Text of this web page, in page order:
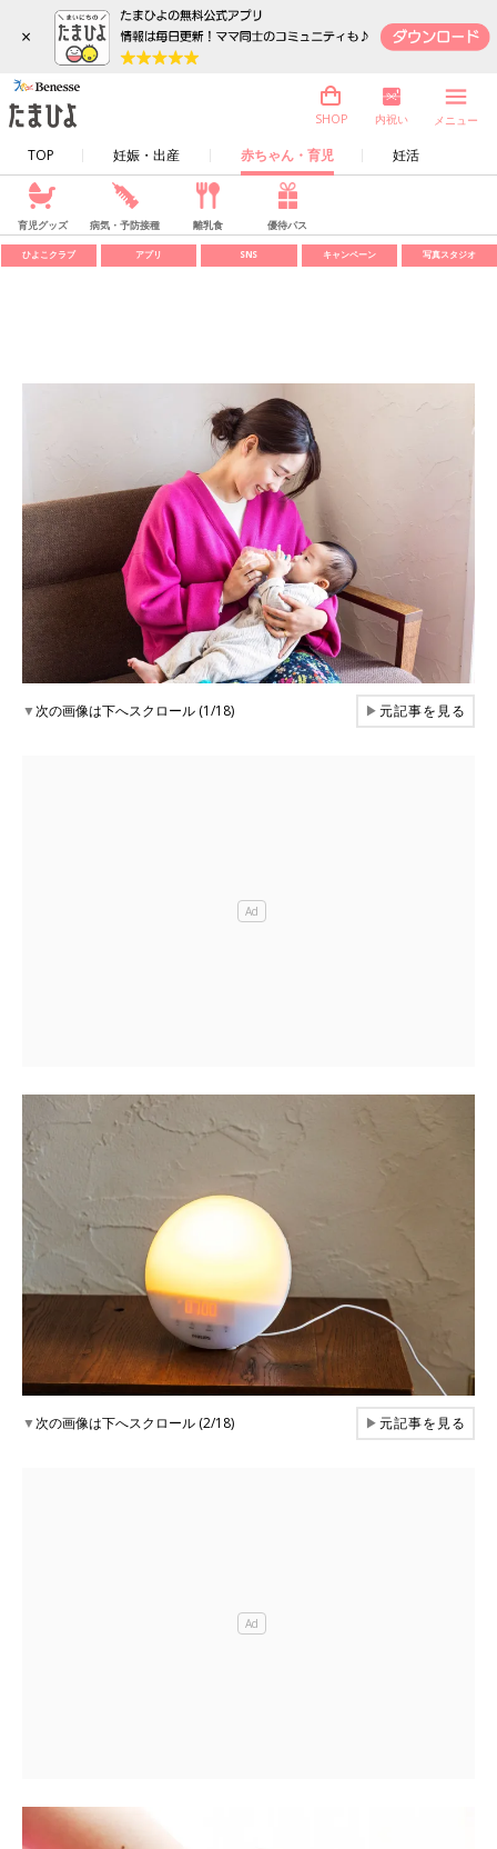
×
TOP 妊娠・出産 赤ちゃん・育児 妊活
SHOP 内祝い メニュー
育児グッズ 病気・予防接種 離乳食 優待パス
ひよこクラブ アプリ SNS キャンペーン 写真スタジオ
▼次の画像は下へスクロール (1/18) ▶元記事を見る
▼次の画像は下へスクロール (2/18) ▶元記事を見る